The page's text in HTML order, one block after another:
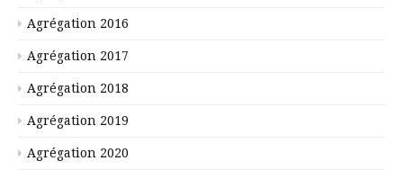
Agrégation 2016
Agrégation 2017
Agrégation 2018
Agrégation 2019
Agrégation 2020